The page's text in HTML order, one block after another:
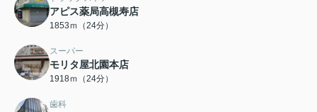
アピス薬局高槻寿店
1853ｍ（24分）
スーパー
モリタ屋北園本店
1918ｍ（24分）
歯科